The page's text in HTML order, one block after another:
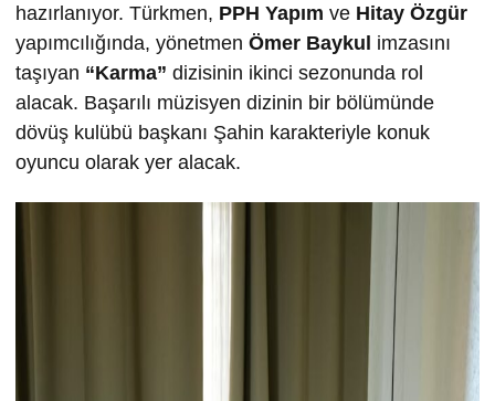
hazırlanıyor. Türkmen, PPH Yapım ve Hitay Özgür
yapımcılığında, yönetmen Ömer Baykul imzasını
taşıyan “Karma” dizisinin ikinci sezonunda rol
alacak. Başarılı müzisyen dizinin bir bölümünde
dövüş kulübü başkanı Şahin karakteriyle konuk
oyuncu olarak yer alacak.